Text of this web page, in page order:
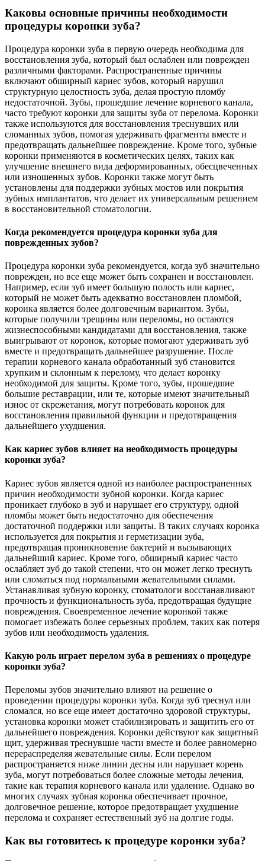
Каковы основные причины необходимости
процедуры коронки зуба?
Процедура коронки зуба в первую очередь необходима для
восстановления зуба, который был ослаблен или поврежден
различными факторами. Распространенные причины
включают обширный кариес зубов, который нарушил
структурную целостность зуба, делая простую пломбу
недостаточной. Зубы, прошедшие лечение корневого канала,
часто требуют коронки для защиты зуба от перелома. Коронки
также используются для восстановления треснувших или
сломанных зубов, помогая удерживать фрагменты вместе и
предотвращать дальнейшее повреждение. Кроме того, зубные
коронки применяются в косметических целях, таких как
улучшение внешнего вида деформированных, обесцвеченных
или изношенных зубов. Коронки также могут быть
установлены для поддержки зубных мостов или покрытия
зубных имплантатов, что делает их универсальным решением
в восстановительной стоматологии.
Когда рекомендуется процедура коронки зуба для
поврежденных зубов?
Процедура коронки зуба рекомендуется, когда зуб значительно
поврежден, но все еще может быть сохранен и восстановлен.
Например, если зуб имеет большую полость или кариес,
который не может быть адекватно восстановлен пломбой,
коронка является более долговечным вариантом. Зубы,
которые получили трещины или переломы, но остаются
жизнеспособными кандидатами для восстановления, также
выигрывают от коронок, которые помогают удерживать зуб
вместе и предотвращать дальнейшее разрушение. После
терапии корневого канала обработанный зуб становится
хрупким и склонным к перелому, что делает коронку
необходимой для защиты. Кроме того, зубы, прошедшие
большие реставрации, или те, которые имеют значительный
износ от скрежетания, могут потребовать коронок для
восстановления правильной функции и предотвращения
дальнейшего ухудшения.
Как кариес зубов влияет на необходимость процедуры
коронки зуба?
Кариес зубов является одной из наиболее распространенных
причин необходимости зубной коронки. Когда кариес
проникает глубоко в зуб и нарушает его структуру, одной
пломбы может быть недостаточно для обеспечения
достаточной поддержки или защиты. В таких случаях коронка
используется для покрытия и герметизации зуба,
предотвращая проникновение бактерий и вызывающих
дальнейший кариес. Кроме того, обширный кариес часто
ослабляет зуб до такой степени, что он может легко треснуть
или сломаться под нормальными жевательными силами.
Устанавливая зубную коронку, стоматологи восстанавливают
прочность и функциональность зуба, предотвращая будущие
повреждения. Своевременное лечение коронкой также
помогает избежать более серьезных проблем, таких как потеря
зубов или необходимость удаления.
Какую роль играет перелом зуба в решениях о процедуре
коронки зуба?
Переломы зубов значительно влияют на решение о
проведении процедуры коронки зуба. Когда зуб треснул или
сломался, но все еще имеет достаточно здоровой структуры,
установка коронки может стабилизировать и защитить его от
дальнейшего повреждения. Коронки действуют как защитный
щит, удерживая треснувшие части вместе и более равномерно
перераспределяя жевательные силы. Если перелом
распространяется ниже линии десны или нарушает корень
зуба, могут потребоваться более сложные методы лечения,
такие как терапия корневого канала или удаление. Однако во
многих случаях зубная коронка обеспечивает прочное,
долговечное решение, которое предотвращает ухудшение
перелома и сохраняет естественный зуб на долгие годы.
Как вы готовитесь к процедуре коронки зуба?